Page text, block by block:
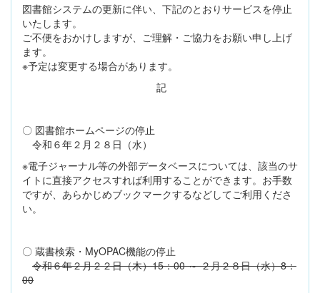
図書館システムの更新に伴い、下記のとおりサービスを停止
いたします。
ご不便をおかけしますが、ご理解・ご協力をお願い申し上げ
ます。
※予定は変更する場合があります。
記
〇 図書館ホームページの停止
令和６年２月２８日（水）
※電子ジャーナル等の外部データベースについては、該当のサ
イトに直接アクセスすれば利用することができます。お手数
ですが、あらかじめブックマークするなどしてご利用くださ
い。
〇 蔵書検索・MyOPAC機能の停止
令和６年２月２２日（木）15：00 ～ ２月２８日（水）8：
00